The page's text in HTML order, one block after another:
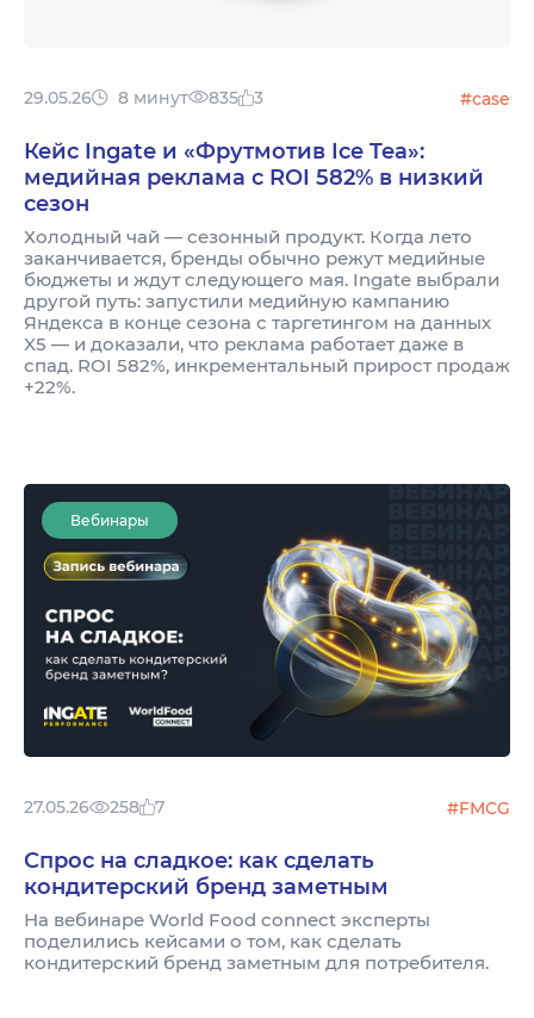
29.05.26 8 минут 835 3 #case
Кейс Ingate и «Фрутмотив Ice Tea»:
медийная реклама с ROI 582% в низкий
сезон
Холодный чай — сезонный продукт. Когда лето
заканчивается, бренды обычно режут медийные
бюджеты и ждут следующего мая. Ingate выбрали
другой путь: запустили медийную кампанию
Яндекса в конце сезона с таргетингом на данных
X5 — и доказали, что реклама работает даже в
спад. ROI 582%, инкрементальный прирост продаж
+22%.
Вебинары
27.05.26 258 7 #FMCG
Спрос на сладкое: как сделать
кондитерский бренд заметным
На вебинаре World Food connect эксперты
поделились кейсами о том, как сделать
кондитерский бренд заметным для потребителя.